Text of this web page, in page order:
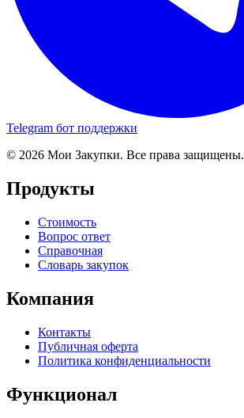
Telegram бот поддержки
© 2026 Мои Закупки. Все права защищены.
Продукты
Стоимость
Вопрос ответ
Справочная
Словарь закупок
Компания
Контакты
Публичная оферта
Политика конфиденциальности
Функционал